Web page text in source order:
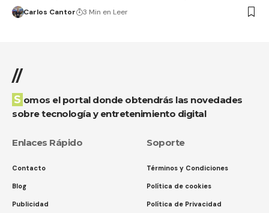
Carlos Cantor 3 Min en Leer
//
Somos el portal donde obtendrás las novedades
sobre tecnología y entretenimiento digital
Enlaces Rápido
Contacto
Blog
Publicidad
Soporte
Términos y Condiciones
Política de cookies
Política de Privacidad